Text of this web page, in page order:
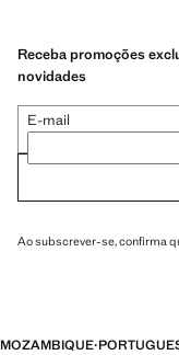
Receba promoções
novidades
E-mail
Ao subscrever-se, confirma
MOZAMBIQUE·